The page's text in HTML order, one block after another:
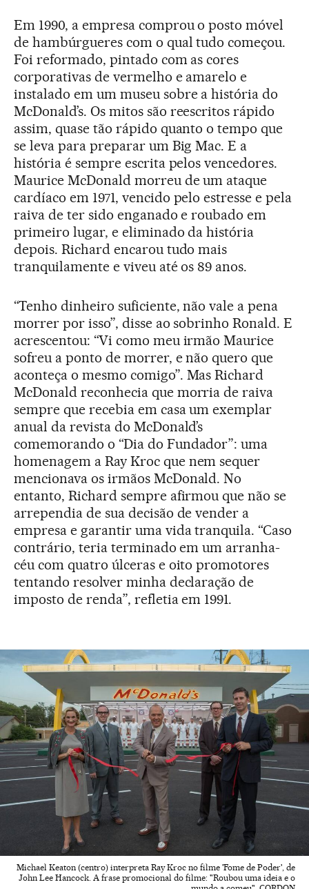
Em 1990, a empresa comprou o posto móvel
de hambúrgueres com o qual tudo começou.
Foi reformado, pintado com as cores
corporativas de vermelho e amarelo e
instalado em um museu sobre a história do
McDonald’s. Os mitos são reescritos rápido
assim, quase tão rápido quanto o tempo que
se leva para preparar um Big Mac. E a
história é sempre escrita pelos vencedores.
Maurice McDonald morreu de um ataque
cardíaco em 1971, vencido pelo estresse e pela
raiva de ter sido enganado e roubado em
primeiro lugar, e eliminado da história
depois. Richard encarou tudo mais
tranquilamente e viveu até os 89 anos.
“Tenho dinheiro suficiente, não vale a pena
morrer por isso”, disse ao sobrinho Ronald. E
acrescentou: “Vi como meu irmão Maurice
sofreu a ponto de morrer, e não quero que
aconteça o mesmo comigo”. Mas Richard
McDonald reconhecia que morria de raiva
sempre que recebia em casa um exemplar
anual da revista do McDonald’s
comemorando o “Dia do Fundador”: uma
homenagem a Ray Kroc que nem sequer
mencionava os irmãos McDonald. No
entanto, Richard sempre afirmou que não se
arrependia de sua decisão de vender a
empresa e garantir uma vida tranquila. “Caso
contrário, teria terminado em um arranha-
céu com quatro úlceras e oito promotores
tentando resolver minha declaração de
imposto de renda”, refletia em 1991.
Michael Keaton (centro) interpreta Ray Kroc no filme 'Fome de Poder', de
John Lee Hancock. A frase promocional do filme: "Roubou uma ideia e o